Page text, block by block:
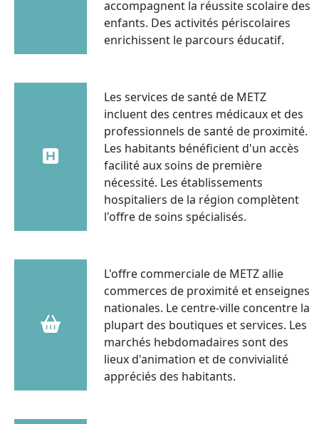
accompagnent la réussite scolaire des
enfants. Des activités périscolaires
enrichissent le parcours éducatif.
Les services de santé de METZ
incluent des centres médicaux et des
professionnels de santé de proximité.
Les habitants bénéficient d'un accès
facilité aux soins de première
nécessité. Les établissements
hospitaliers de la région complètent
l'offre de soins spécialisés.
L'offre commerciale de METZ allie
commerces de proximité et enseignes
nationales. Le centre-ville concentre la
plupart des boutiques et services. Les
marchés hebdomadaires sont des
lieux d'animation et de convivialité
appréciés des habitants.